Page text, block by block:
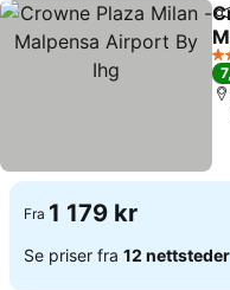
4
Fra 1 179 kr
Se priser fra 12 nettsteder